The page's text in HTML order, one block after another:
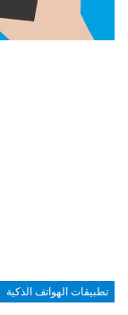
تطبيقات الهواتف الذكية